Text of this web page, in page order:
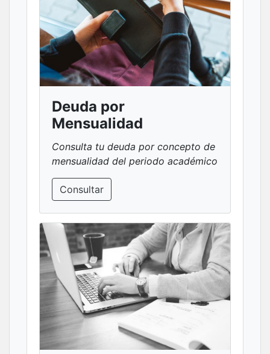
Deuda por
Mensualidad
Consulta tu deuda por concepto de
mensualidad del periodo académico
Consultar